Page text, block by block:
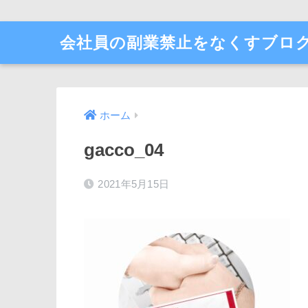
会社員の副業禁止をなくすブロ
ホーム
gacco_04
2021年5月15日